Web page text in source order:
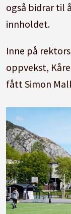
også bidrar til
innholdet.
Inne på
oppvekst,
fått Simon